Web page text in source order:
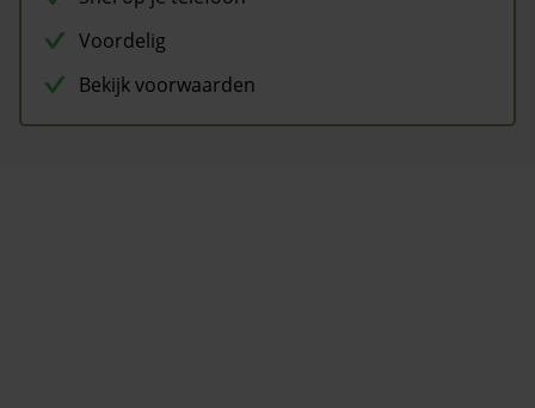
Voordelig
Bekijk voorwaarden